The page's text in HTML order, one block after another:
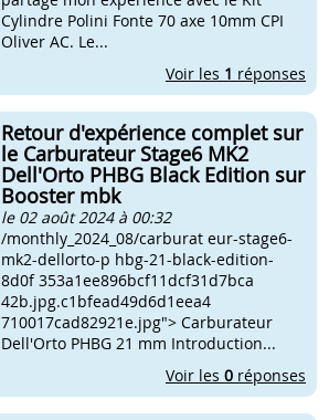
Cylindre Polini Fonte 70 axe 10mm CPI
Oliver AC. Le...
Voir les 1 réponses
Retour d'expérience complet sur
le Carburateur Stage6 MK2
Dell'Orto PHBG Black Edition sur
Booster mbk
le 02 août 2024 à 00:32
/monthly_2024_08/carburat eur-stage6-
mk2-dellorto-p hbg-21-black-edition-
8d0f 353a1ee896bcf11dcf31d7bca
42b.jpg.c1bfead49d6d1eea4
710017cad82921e.jpg"> Carburateur
Dell'Orto PHBG 21 mm Introduction...
Voir les 0 réponses